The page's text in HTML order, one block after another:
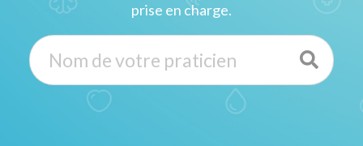
prise en charge.